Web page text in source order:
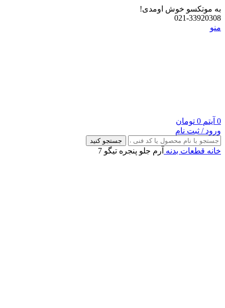
به موتکسو خوش اومدی!
021-33920308
منو
0 آیتم 0 تومان
ورود / ثبت نام
جستجو کنید
خانه قطعات بدنه آرم جلو پنجره تیگو 7